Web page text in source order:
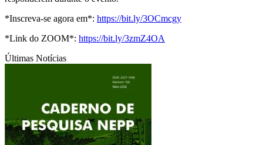
*Inscreva-se agora em*: https://bit.ly/3OCmcgy
*Link do ZOOM*: https://bit.ly/3zmZ4OA
Últimas Notícias